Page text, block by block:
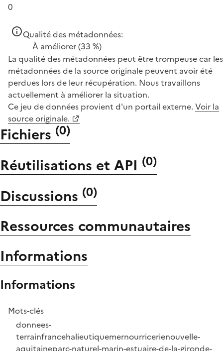
0
Qualité des métadonnées:
À améliorer(33 %)
La qualité des métadonnées peut être trompeuse car les
métadonnées de la source originale peuvent avoir été
perdues lors de leur récupération. Nous travaillons
actuellement à améliorer la situation.
Ce jeu de données provient d'un portail externe. Voir la
source originale.
Fichiers (0)
Réutilisations et API (0)
Discussions (0)
Ressources communautaires
Informations
Informations
Mots-clés
donnees-
terrainfrancehalieutiquemernourricerienouvelle-